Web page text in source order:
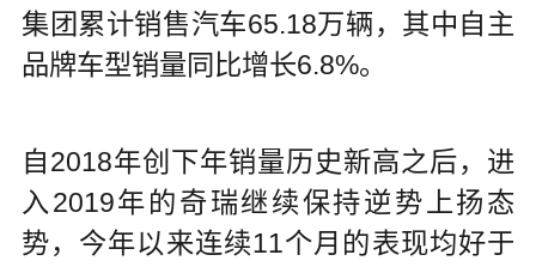
集团累计销售汽车65.18万辆，其中自主
品牌车型销量同比增长6.8%。
自2018年创下年销量历史新高之后，进
入2019年的奇瑞继续保持逆势上扬态
势，今年以来连续11个月的表现均好于